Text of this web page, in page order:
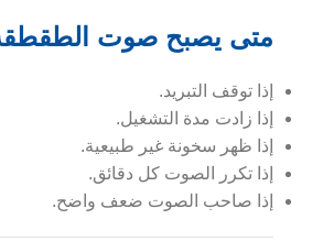
متى يصبح صوت
إذا توقف التبريد.
إذا زادت مدة التشغيل.
إذا ظهر سخونة غير طبيعية.
إذا تكرر الصوت كل دقائق.
إذا صاحب الصوت ضعف واضح.